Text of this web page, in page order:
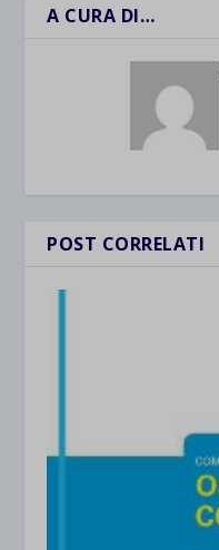
A CURA DI…
POST CORRELATI